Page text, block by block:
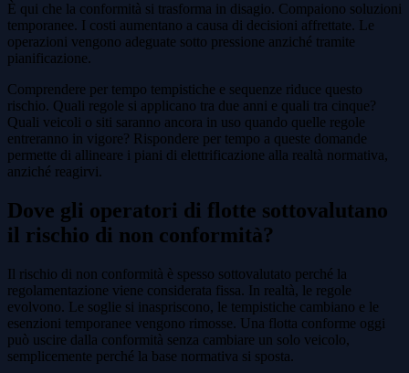
È qui che la conformità si trasforma in disagio. Compaiono soluzioni
temporanee. I costi aumentano a causa di decisioni affrettate. Le
operazioni vengono adeguate sotto pressione anziché tramite
pianificazione.
Comprendere per tempo tempistiche e sequenze riduce questo
rischio. Quali regole si applicano tra due anni e quali tra cinque?
Quali veicoli o siti saranno ancora in uso quando quelle regole
entreranno in vigore? Rispondere per tempo a queste domande
permette di allineare i piani di elettrificazione alla realtà normativa,
anziché reagirvi.
Dove gli operatori di flotte sottovalutano
il rischio di non conformità?
Il rischio di non conformità è spesso sottovalutato perché la
regolamentazione viene considerata fissa. In realtà, le regole
evolvono. Le soglie si inaspriscono, le tempistiche cambiano e le
esenzioni temporanee vengono rimosse. Una flotta conforme oggi
può uscire dalla conformità senza cambiare un solo veicolo,
semplicemente perché la base normativa si sposta.